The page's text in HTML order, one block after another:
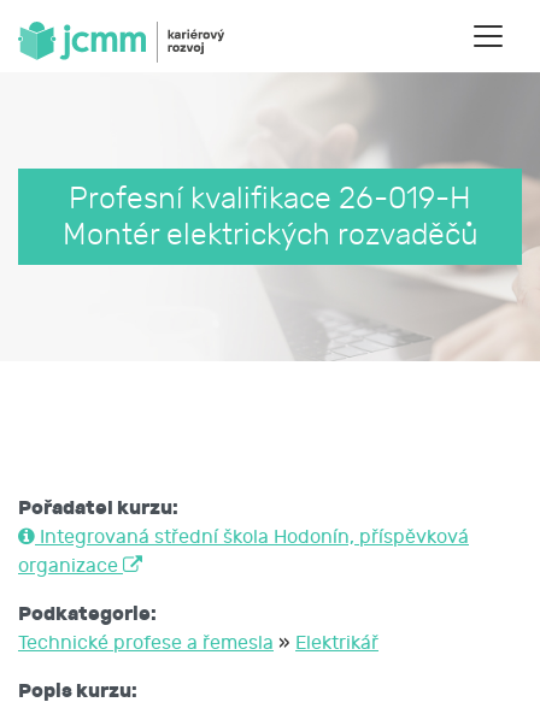
Profesní kvalifikace 26-019-H
Montér elektrických rozvaděčů
Pořadatel kurzu:
Integrovaná střední škola Hodonín, příspěvková
organizace
Podkategorie:
Technické profese a řemesla » Elektrikář
Popis kurzu: